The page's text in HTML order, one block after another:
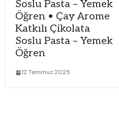
Soslu Pasta – Yemek
Öğren • Çay Arome
Katkılı Çikolata
Soslu Pasta – Yemek
Öğren
12 Temmuz 2025